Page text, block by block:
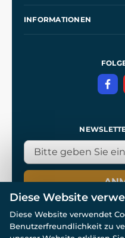
Kontakt
INFORMATIONEN
Diese Website
Diese Website verwendet
Benutzerfreundlichkeit zu